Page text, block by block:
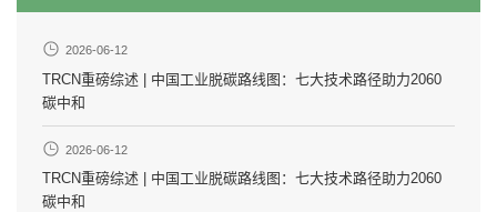
2026-06-12
TRCN重磅综述 | 中国工业脱碳路线图：七大技术路径助力2060
碳中和
2026-06-12
TRCN重磅综述 | 中国工业脱碳路线图：七大技术路径助力2060
碳中和